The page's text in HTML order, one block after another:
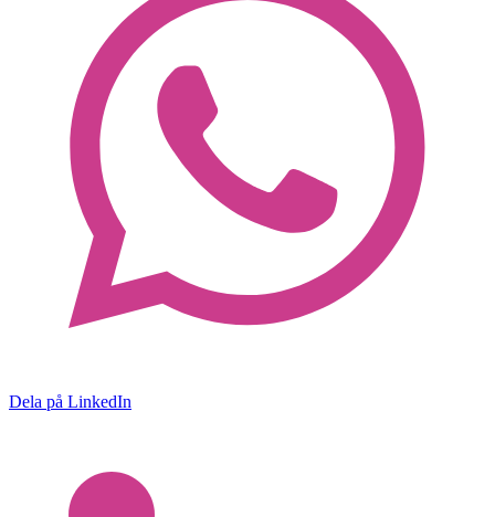
Dela på LinkedIn